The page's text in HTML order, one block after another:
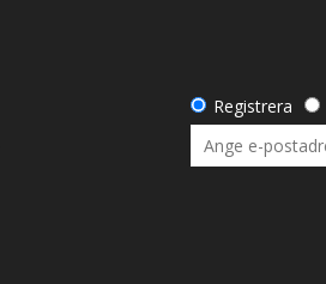
Registrera